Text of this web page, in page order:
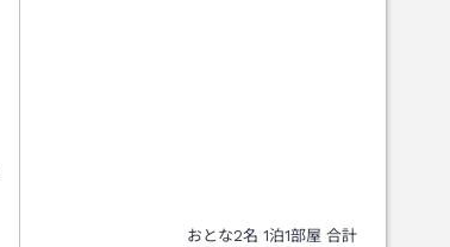
おとな2名 1泊1部屋 合計